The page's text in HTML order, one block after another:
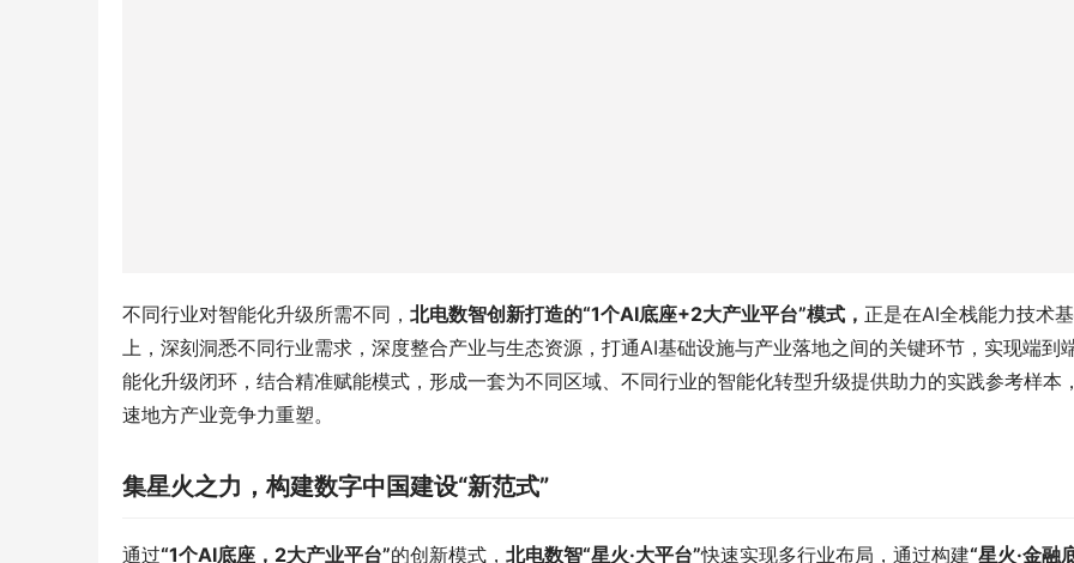
不同行业对智能化升级所需不同， 北电数智创新打造的“1个AI底座+2大产业平台”模式， 正是在AI全栈能力技术
上，深刻洞悉不同行业需求，深度整合产业与生态资源，打通AI基础设施与产业落地之间的关键环节，实现端到
能化升级闭环，结合精准赋能模式，形成一套为不同区域、不同行业的智能化转型升级提供助力的实践参考样本
速地方产业竞争力重塑。
集星火之力，构建数字中国建设“新范式”
通过“1个AI底座，2大产业平台”的创新模式， 北电数智“星火·大平台”快速实现多行业布局，通过构建“星火·金融